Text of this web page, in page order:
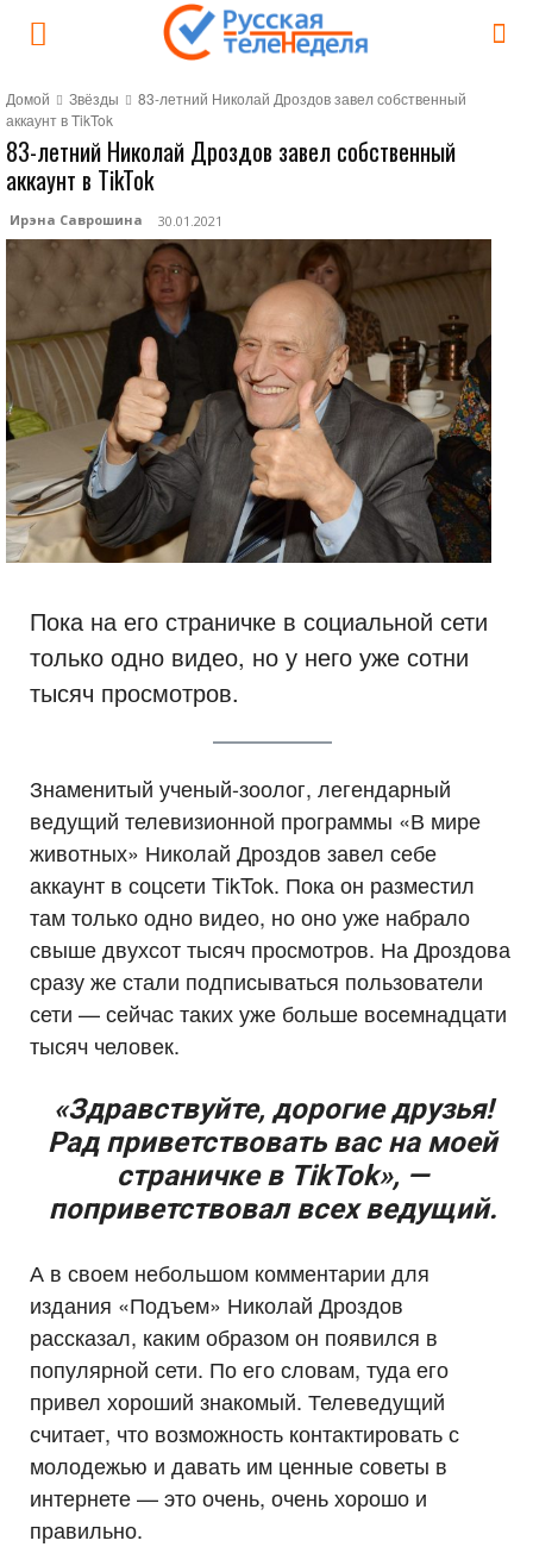
Домой Звёзды
83-летний Николай Дроздов завел собственный
аккаунт в TikTok
83-летний Николай Дроздов завел собственный
аккаунт в TikTok
Ирэна Саврошина 30.01.2021
Пока на его страничке в социальной сети
только одно видео, но у него уже сотни
тысяч просмотров.
Знаменитый ученый-зоолог, легендарный
ведущий телевизионной программы «В мире
животных» Николай Дроздов завел себе
аккаунт в соцсети TikTok. Пока он разместил
там только одно видео, но оно уже набрало
свыше двухсот тысяч просмотров. На Дроздова
сразу же стали подписываться пользователи
сети — сейчас таких уже больше восемнадцати
тысяч человек.
«Здравствуйте, дорогие друзья!
Рад приветствовать вас на моей
страничке в TikTok», —
поприветствовал всех ведущий.
А в своем небольшом комментарии для
издания «Подъем» Николай Дроздов
рассказал, каким образом он появился в
популярной сети. По его словам, туда его
привел хороший знакомый. Телеведущий
считает, что возможность контактировать с
молодежью и давать им ценные советы в
интернете — это очень, очень хорошо и
правильно.